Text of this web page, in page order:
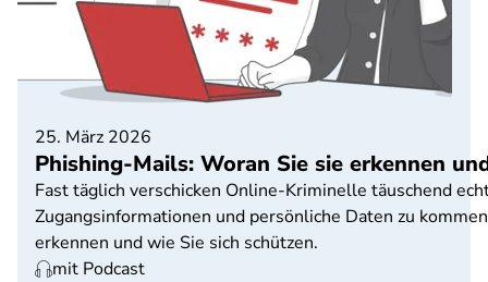
25. März 2026
Phishing-Mails: Woran Sie sie erkennen
Fast täglich verschicken Online-Kriminelle täuschend
Zugangsinformationen und persönliche Daten zu
erkennen und wie Sie sich schützen.
mit Podcast